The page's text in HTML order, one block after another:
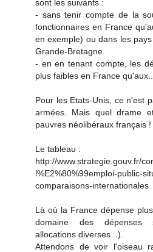
sont les suivants :
- sans tenir compte de la
fonctionnaires en France
en exemple) ou dans les
Grande-Bretagne.
- en en tenant compte, les
plus faibles en France
Pour les Etats-Unis, ce n'est
armées. Mais quel drame
pauvres néolibéraux français !
Le tableau :
http://www.strategie.gouv.fr/
l%E2%80%99emploi-public-
comparaisons-internationales
Là où la France dépense
domaine des dépenses
allocations diverses...).
Attendons de voir l'oiseau